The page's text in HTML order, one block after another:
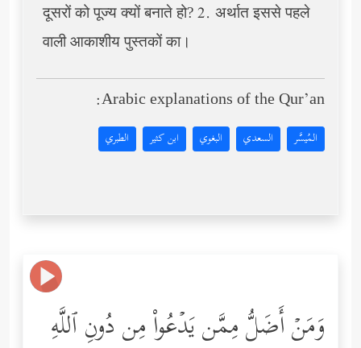
दूसरों को पूज्य क्यों बनाते हो? 2. अर्थात इससे पहले
वाली आकाशीय पुस्तकों का।
Arabic explanations of the Qur’an:
المُيسَّر السعدي البغوي ابن كثير الطبري
وَمَنۡ أَضَلُّ مِمَّن یَدۡعُواْ مِن دُونِ ٱللَّهِ